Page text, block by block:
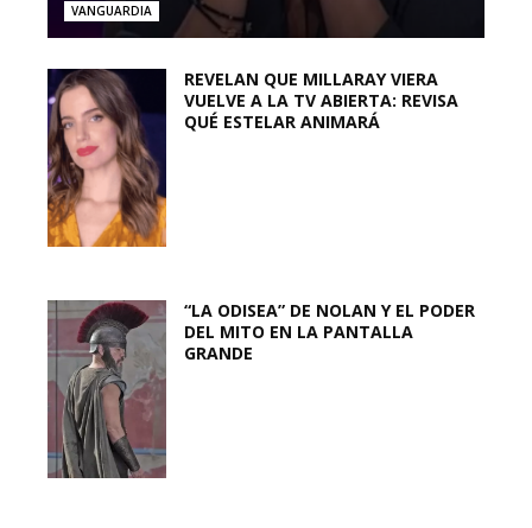
VANGUARDIA
REVELAN QUE MILLARAY VIERA
VUELVE A LA TV ABIERTA: REVISA
QUÉ ESTELAR ANIMARÁ
“LA ODISEA” DE NOLAN Y EL PODER
DEL MITO EN LA PANTALLA
GRANDE